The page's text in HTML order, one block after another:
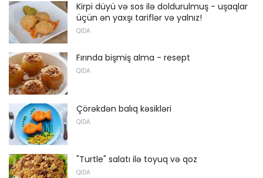
Kirpi düyü və sos ilə doldurulmuş - uşaqlar
üçün ən yaxşı tariflər və yalnız!
QIDA
Fırında bişmiş alma - resept
QIDA
Çörəkdən balıq kəsikləri
QIDA
"Turtle" salatı ilə toyuq və qoz
QIDA